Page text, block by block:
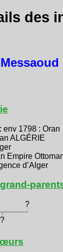
des
env 1798 : Oran
ALGÉRIE
Empire
d’Alger
?
?